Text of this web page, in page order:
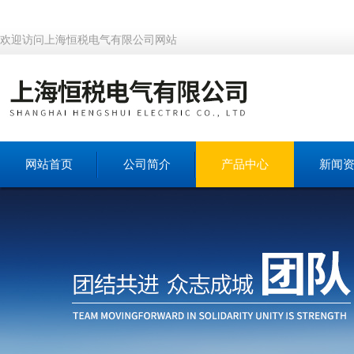
欢迎访问上海恒税电气有限公司网站
网站首页 公司简介 产品中心 新闻